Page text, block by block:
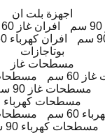
اجهزة بلت ان
افران غاز 60 سم
افران كهرباء 60 سم
بوتاجازات
مسطحات غاز
مسطحات
سم
مسطحات غاز 90 سم
مسطحات كهرباء
مسطحات
60 سم
مسطحات كهرباء 90 سم